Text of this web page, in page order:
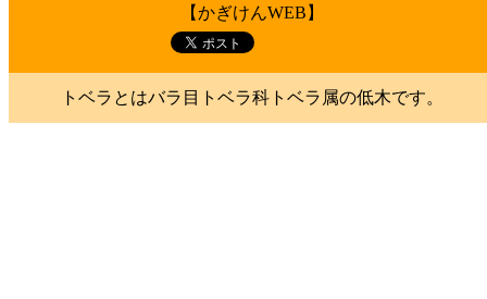
【かぎけんWEB】
トベラとはバラ目トベラ科トベラ属の低木です。